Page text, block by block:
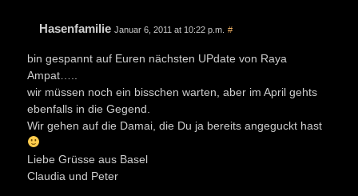
Hasenfamilie Januar 6, 2011 at 10:22 p.m. #
bin gespannt auf Euren nächsten UPdate von Raya
Ampat…..
wir müssen noch ein bisschen warten, aber im April gehts
ebenfalls in die Gegend.
Wir gehen auf die Damai, die Du ja bereits angeguckt hast
Liebe Grüsse aus Basel
Claudia und Peter